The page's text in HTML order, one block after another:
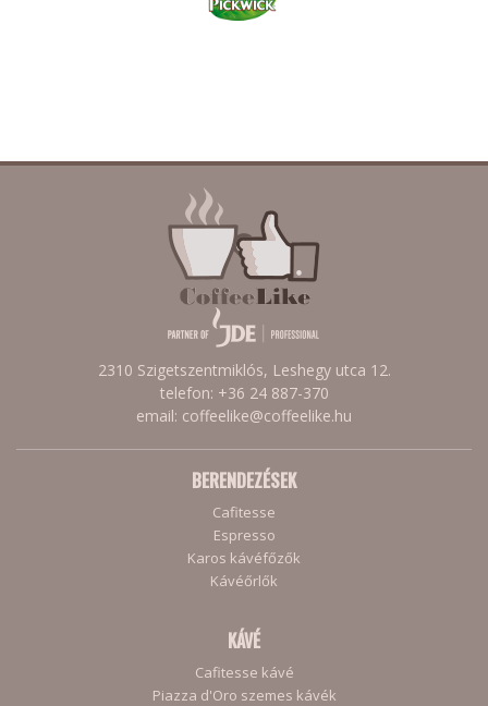
2310 Szigetszentmiklós, Leshegy utca 12.
telefon: +36 24 887-370
email: coffeelike@coffeelike.hu
BERENDEZÉSEK
Cafitesse
Espresso
Karos kávéfőzők
Kávéőrlők
KÁVÉ
Cafitesse kávé
Piazza d'Oro szemes kávék